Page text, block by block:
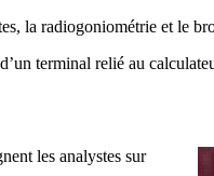
la radiogoniométrie et le
terminal relié au
les analystes sur